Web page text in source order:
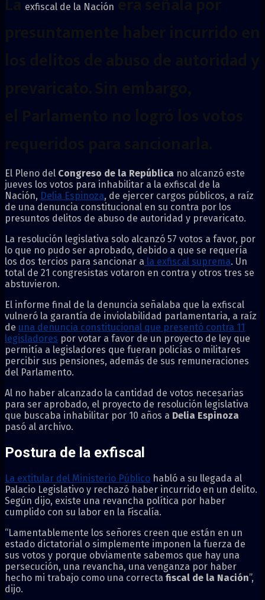
exfiscal de la Nación
El Pleno del Congreso de la República no alcanzó este
jueves los votos para inhabilitar a la exfiscal de la
Nación, Delia Espinoza, de ejercer cargos públicos, a raíz
de una denuncia constitucional en su contra por los
presuntos delitos de abuso de autoridad y prevaricato.
La resolución legislativa solo alcanzó 57 votos a favor, por
lo que no pudo ser aprobado, debido a que se requería
los dos tercios para sancionar a la exfiscal suprema. Un
total de 21 congresistas votaron en contra y otros tres se
abstuvieron.
El informe final de la denuncia señalaba que la exfiscal
vulneró la garantía de inviolabilidad parlamentaria, a raíz
de una denuncia constitucional que presentó contra 11
legisladores por votar a favor de un proyecto de ley que
permitía a legisladores que fueran policías o militares
percibir sus pensiones, además de sus remuneraciones
del Parlamento.
Al no haber alcanzado la cantidad de votos necesarias
para ser aprobado, el proyecto de resolución legislativa
que buscaba inhabilitar por 10 años a Delia Espinoza
pasó al archivo.
Postura de la exfiscal
La extitular del Ministerio Público habló a su llegada al
Palacio Legislativo y rechazó haber incurrido en un delito.
Según dijo, existe una revancha política por haber
cumplido con su labor en la Fiscalía.
“Lamentablemente los señores creen que están en un
estado dictatorial o simplemente imponen la fuerza de
sus votos y porque obviamente sabemos que hay una
persecución, una revancha, una venganza por haber
hecho mi trabajo como una correcta fiscal de la Nación”,
dijo.